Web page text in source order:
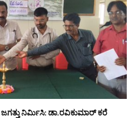
ಜಗತ್ತು ನಿರ್ಮಿಸಿ: ಡಾ.ರವಿಕುಮಾರ್ ಕರೆ